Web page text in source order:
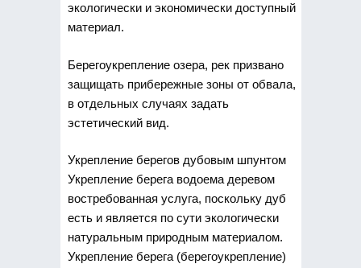
экологически и экономически доступный
материал.
Берегоукрепление озера, рек призвано
защищать прибережные зоны от обвала,
в отдельных случаях задать
эстетический вид.
Укрепление берегов дубовым шпунтом
Укрепление берега водоема деревом
востребованная услуга, поскольку дуб
есть и является по сути экологически
натуральным природным материалом.
Укрепление берега (берегоукрепление)